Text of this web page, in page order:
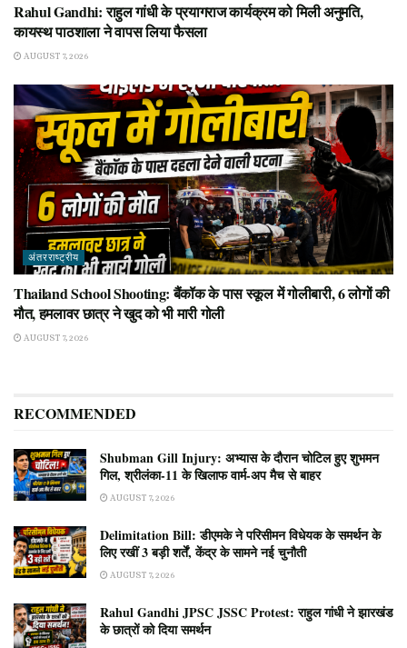
Rahul Gandhi: राहुल गांधी के प्रयागराज कार्यक्रम को मिली अनुमति,
कायस्थ पाठशाला ने वापस लिया फैसला
AUGUST 7, 2026
अंतरराष्ट्रीय
Thailand School Shooting: बैंकॉक के पास स्कूल में गोलीबारी, 6 लोगों की
मौत, हमलावर छात्र ने खुद को भी मारी गोली
AUGUST 7, 2026
RECOMMENDED
Shubman Gill Injury: अभ्यास के दौरान चोटिल हुए शुभमन
गिल, श्रीलंका-11 के खिलाफ वार्म-अप मैच से बाहर
AUGUST 7, 2026
Delimitation Bill: डीएमके ने परिसीमन विधेयक के समर्थन के
लिए रखीं 3 बड़ी शर्तें, केंद्र के सामने नई चुनौती
AUGUST 7, 2026
Rahul Gandhi JPSC JSSC Protest: राहुल गांधी ने झारखंड
के छात्रों को दिया समर्थन